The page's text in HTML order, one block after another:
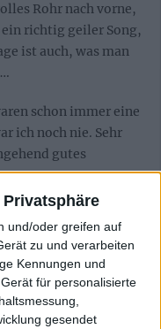
und/oder greifen auf
zu und verarbeiten
Kennungen und
für personalisierte
gesendet
Rohr nach vorne,
richtig geiler Song,
ist auch, was man
schon immer eine
ich noch nie. Sehr
gutes
Album genau
mir es hier
geschildert hast,
Song vorliegen
Endless Ocean”
eben weil ich